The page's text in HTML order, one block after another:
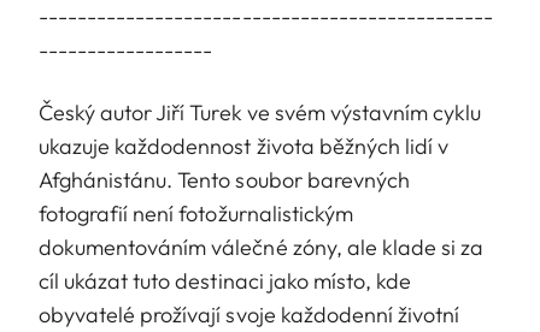
-----------------------------------------------
------------------
Český autor Jiří Turek ve svém výstavním cyklu
ukazuje každodennost života běžných lidí v
Afghánistánu. Tento soubor barevných
fotografií není fotožurnalistickým
dokumentováním válečné zóny, ale klade si za
cíl ukázat tuto destinaci jako místo, kde
obyvatelé prožívají svoje každodenní životní